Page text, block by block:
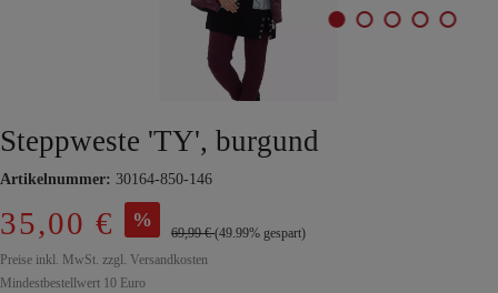
Steppweste 'TY', burgund
Artikelnummer: 30164-850-146
35,00 € %
69,99 €(49.99% gespart)
Preise inkl. MwSt. zzgl. Versandkosten
Mindestbestellwert 10 Euro